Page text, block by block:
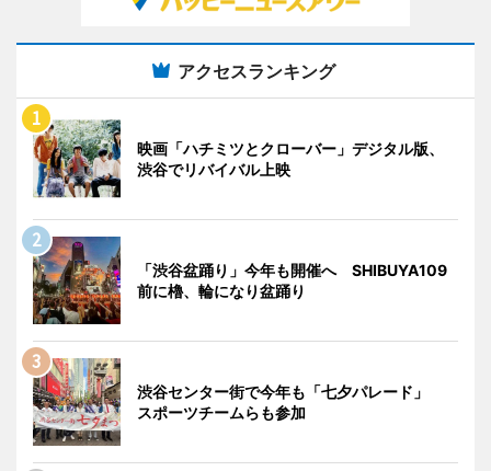
アクセスランキング
映画「ハチミツとクローバー」デジタル版、
渋谷でリバイバル上映
「渋谷盆踊り」今年も開催へ SHIBUYA109
前に櫓、輪になり盆踊り
渋谷センター街で今年も「七夕パレード」
スポーツチームらも参加